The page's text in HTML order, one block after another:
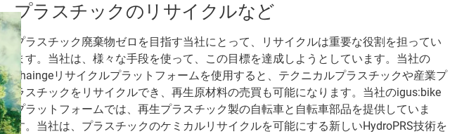
プラスチックのリサイクルなど
プラスチック廃棄物ゼロを目指す当社にとって、リサイクルは重要な役割を担ってい
ます。当社は、様々な手段を使って、この目標を達成しようとしています。当社の
chaingeリサイクルプラットフォームを使用すると、テクニカルプラスチックや産業プ
ラスチックをリサイクルでき、再生原材料の売買も可能になります。当社のigus:bike
プラットフォームでは、再生プラスチック製の自転車と自転車部品を提供していま
す。当社は、プラスチックのケミカルリサイクルを可能にする新しいHydroPRS技術を